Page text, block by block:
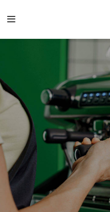
VEZI PRODUSE